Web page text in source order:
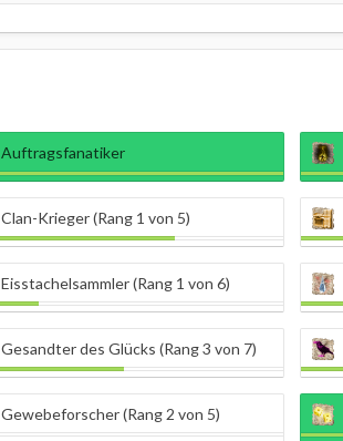
Auftragsfanatiker
Clan-Krieger (Rang 1 von 5)
Eisstachelsammler (Rang 1 von 6)
Gesandter des Glücks (Rang 3 von 7)
Gewebeforscher (Rang 2 von 5)